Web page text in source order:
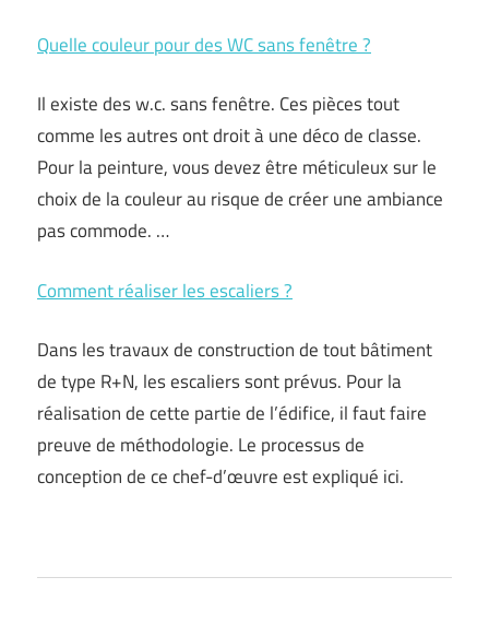
Quelle couleur pour des WC sans fenêtre ?
Il existe des w.c. sans fenêtre. Ces pièces tout
comme les autres ont droit à une déco de classe.
Pour la peinture, vous devez être méticuleux sur le
choix de la couleur au risque de créer une ambiance
pas commode. …
Comment réaliser les escaliers ?
Dans les travaux de construction de tout bâtiment
de type R+N, les escaliers sont prévus. Pour la
réalisation de cette partie de l’édifice, il faut faire
preuve de méthodologie. Le processus de
conception de ce chef-d’œuvre est expliqué ici.